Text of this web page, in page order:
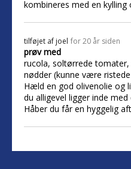
kombineres med en kylling
tilføjet af joel for 20 år siden
prøv med
rucola, soltørrede
nødder (kunne være
Hæld en god olivenolie og
du alligevel ligger inde med
Håber du får en hyggelig